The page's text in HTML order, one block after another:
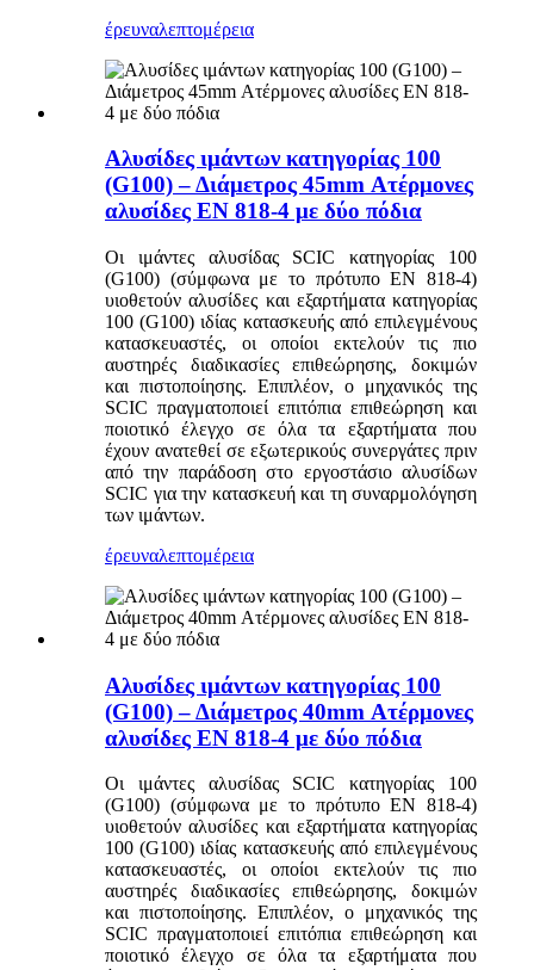
έρευναλεπτομέρεια
Αλυσίδες ιμάντων κατηγορίας 100
(G100) – Διάμετρος 45mm Ατέρμονες
αλυσίδες EN 818-4 με δύο πόδια
Οι ιμάντες αλυσίδας SCIC κατηγορίας 100
(G100) (σύμφωνα με το πρότυπο EN 818-4)
υιοθετούν αλυσίδες και εξαρτήματα κατηγορίας
100 (G100) ιδίας κατασκευής από επιλεγμένους
κατασκευαστές, οι οποίοι εκτελούν τις πιο
αυστηρές διαδικασίες επιθεώρησης, δοκιμών
και πιστοποίησης. Επιπλέον, ο μηχανικός της
SCIC πραγματοποιεί επιτόπια επιθεώρηση και
ποιοτικό έλεγχο σε όλα τα εξαρτήματα που
έχουν ανατεθεί σε εξωτερικούς συνεργάτες πριν
από την παράδοση στο εργοστάσιο αλυσίδων
SCIC για την κατασκευή και τη συναρμολόγηση
των ιμάντων.
έρευναλεπτομέρεια
Αλυσίδες ιμάντων κατηγορίας 100
(G100) – Διάμετρος 40mm Ατέρμονες
αλυσίδες EN 818-4 με δύο πόδια
Οι ιμάντες αλυσίδας SCIC κατηγορίας 100
(G100) (σύμφωνα με το πρότυπο EN 818-4)
υιοθετούν αλυσίδες και εξαρτήματα κατηγορίας
100 (G100) ιδίας κατασκευής από επιλεγμένους
κατασκευαστές, οι οποίοι εκτελούν τις πιο
αυστηρές διαδικασίες επιθεώρησης, δοκιμών
και πιστοποίησης. Επιπλέον, ο μηχανικός της
SCIC πραγματοποιεί επιτόπια επιθεώρηση και
ποιοτικό έλεγχο σε όλα τα εξαρτήματα που